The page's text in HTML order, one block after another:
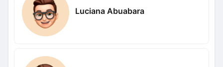
Luciana Abuabara